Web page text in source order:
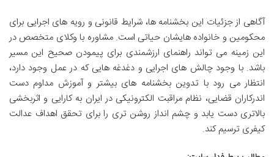
آگاهی از جزئیات این بخشنامه ها، شرایط قانونی و رویه های اجرایی برای
محکومین و خانواده هایشان حیاتی است. مشاوره با وکلای متخصص در
این زمینه می تواند راهنمای ارزشمندی برای پیمودن صحیح این مسیر
باشد. با وجود چالش های اجرایی و دغدغه هایی که در عمل وجود دارد،
انتظار می رود با تدوین بخشنامه های بیشتر و آموزش مداوم دست
اندرکاران قضایی، نظام مراقبت الکترونیکی در ایران به کارایی و اثربخشی
بالاتری دست یابد و چشم انداز روشن تری را برای تحقق اهداف عدالت
کیفری ترسیم کند.